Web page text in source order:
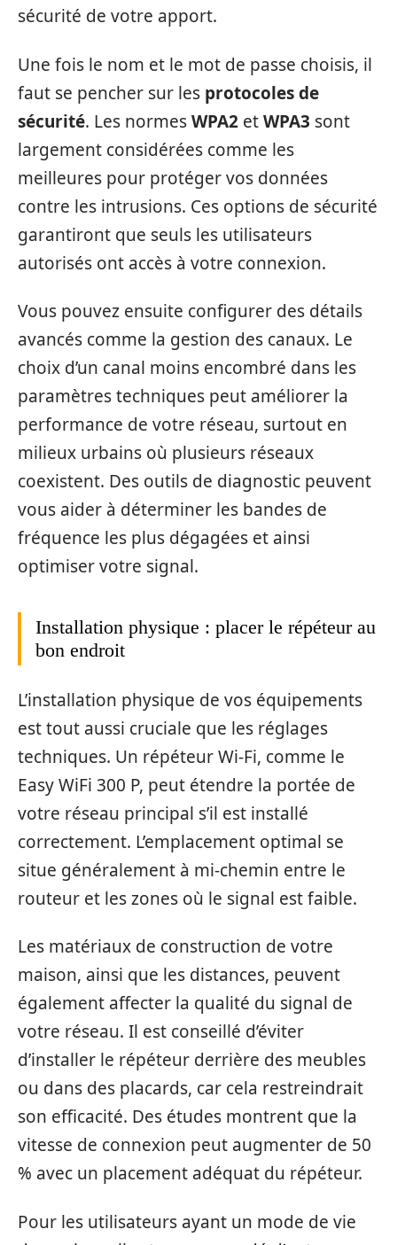
sécurité de votre apport.
Une fois le nom et le mot de passe choisis, il
faut se pencher sur les protocoles de
sécurité. Les normesWPA2 etWPA3 sont
largement considérées comme les
meilleures pour protéger vos données
contre les intrusions. Ces options de sécurité
garantiront que seuls les utilisateurs
autorisés ont accès à votre connexion.
Vous pouvez ensuite configurer des détails
avancés comme la gestion des canaux. Le
choix d’un canal moins encombré dans les
paramètres techniques peut améliorer la
performance de votre réseau, surtout en
milieux urbains où plusieurs réseaux
coexistent. Des outils de diagnostic peuvent
vous aider à déterminer les bandes de
fréquence les plus dégagées et ainsi
optimiser votre signal.
Installation physique : placer le répéteur au
bon endroit
L’installation physique de vos équipements
est tout aussi cruciale que les réglages
techniques. Un répéteur Wi-Fi, comme le
Easy WiFi 300 P, peut étendre la portée de
votre réseau principal s’il est installé
correctement. L’emplacement optimal se
situe généralement à mi-chemin entre le
routeur et les zones où le signal est faible.
Les matériaux de construction de votre
maison, ainsi que les distances, peuvent
également affecter la qualité du signal de
votre réseau. Il est conseillé d’éviter
d’installer le répéteur derrière des meubles
ou dans des placards, car cela restreindrait
son efficacité. Des études montrent que la
vitesse de connexion peut augmenter de 50
% avec un placement adéquat du répéteur.
Pour les utilisateurs ayant un mode de vie